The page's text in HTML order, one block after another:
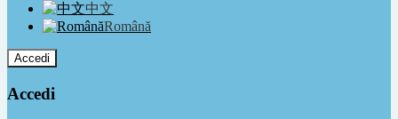
中文
Română
Accedi
Accedi